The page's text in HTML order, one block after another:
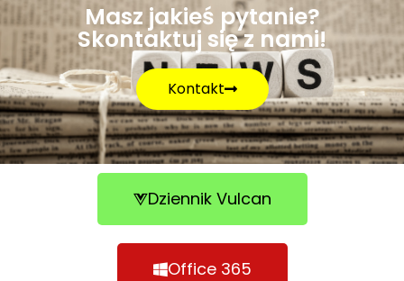
Masz jakieś pytanie?
Skontaktuj się z nami!
Kontakt
Dziennik Vulcan
Office 365